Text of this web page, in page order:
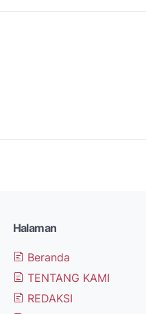
Halaman
Beranda
TENTANG KAMI
REDAKSI